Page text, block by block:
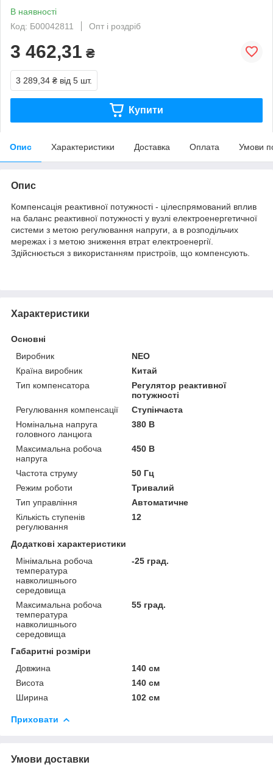
В наявності
Код: Б00042811
Опт і роздріб
3 462,31 ₴
3 289,34 ₴ від 5 шт.
Купити
Опис Характеристики Доставка Оплата Умови
Опис
Компенсація реактивної потужності - цілеспрямований вплив
на баланс реактивної потужності у вузлі електроенергетичної
системи з метою регулювання напруги, а в розподільчих
мережах і з метою зниження втрат електроенергії.
Здійснюється з використанням пристроїв, що компенсують.
Характеристики
Основні
Виробник
NEO
Країна виробник
Китай
Тип компенсатора
Регулятор реактивної
потужності
Регулювання компенсації
Ступінчаста
Номінальна напруга
головного ланцюга
380 В
Максимальна робоча
напруга
450 В
Частота струму
50 Гц
Режим роботи
Тривалий
Тип управління
Автоматичне
Кількість ступенів
регулювання
12
Додаткові характеристики
Мінімальна робоча
температура
навколишнього
середовища
-25 град.
Максимальна робоча
температура
навколишнього
середовища
55 град.
Габаритні розміри
Довжина
140 см
Висота
140 см
Ширина
102 см
Приховати
Умови доставки